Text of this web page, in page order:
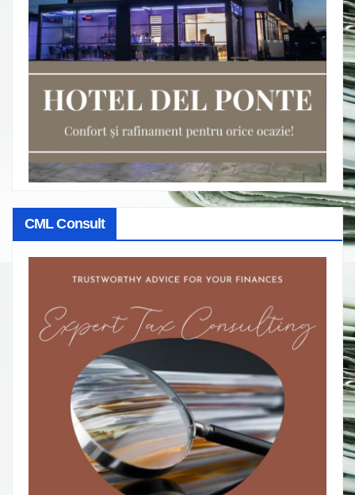
CML Consult